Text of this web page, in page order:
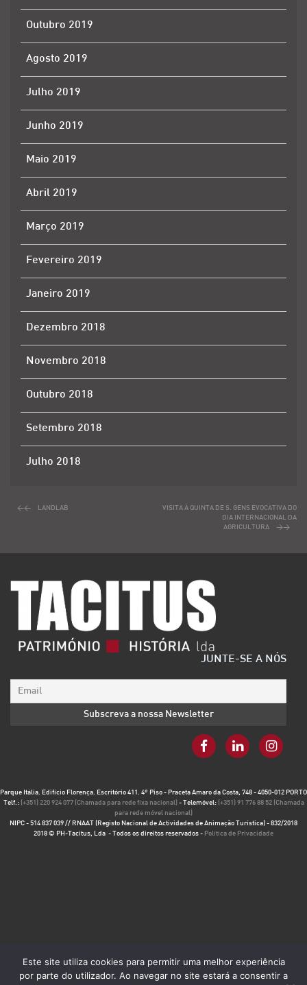
Outubro 2019
Agosto 2019
Julho 2019
Junho 2019
Maio 2019
Abril 2019
Março 2019
Fevereiro 2019
Janeiro 2019
Dezembro 2018
Novembro 2018
Outubro 2018
Setembro 2018
Julho 2018
LANDLAB
VISITA À QUINTA DE S. GENS EVOCATIVA DO
DIA INTERNACIONAL DA
AGRICULTURA
JUNTE-SE A NÓS
Parque Itália. Edifício Florença. Escritório 411. 4º Piso - Praceta Amaro da Costa, 748 - 4050-012 PORTO
Telf.: (+351) 220 924 077 (Chamada para rede fixa nacional) - Telemóvel: (+351) 91 776 88 52 (Chamada
para rede móvel nacional)
NIPC - 514 837 039 // RNAAT (Registo Nacional de Actividades de Animação Turística) - 832/2018
2018 © PH-Tacitus, Lda - Todos os direitos reservados - Política de Privacidade
Este site utiliza cookies para permitir uma melhor experiência
por parte do utilizador. Ao navegar no site estará a consentir a